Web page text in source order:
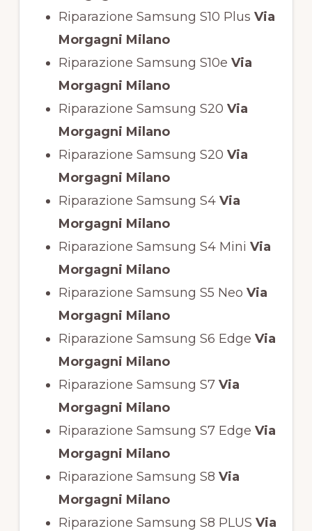
Riparazione Samsung S10 Plus Via
Morgagni Milano
Riparazione Samsung S10e Via
Morgagni Milano
Riparazione Samsung S20 Via
Morgagni Milano
Riparazione Samsung S20 Via
Morgagni Milano
Riparazione Samsung S4Via
Morgagni Milano
Riparazione Samsung S4 Mini Via
Morgagni Milano
Riparazione Samsung S5 Neo Via
Morgagni Milano
Riparazione Samsung S6 Edge Via
Morgagni Milano
Riparazione Samsung S7Via
Morgagni Milano
Riparazione Samsung S7 Edge Via
Morgagni Milano
Riparazione Samsung S8 Via
Morgagni Milano
Riparazione Samsung S8 PLUS Via